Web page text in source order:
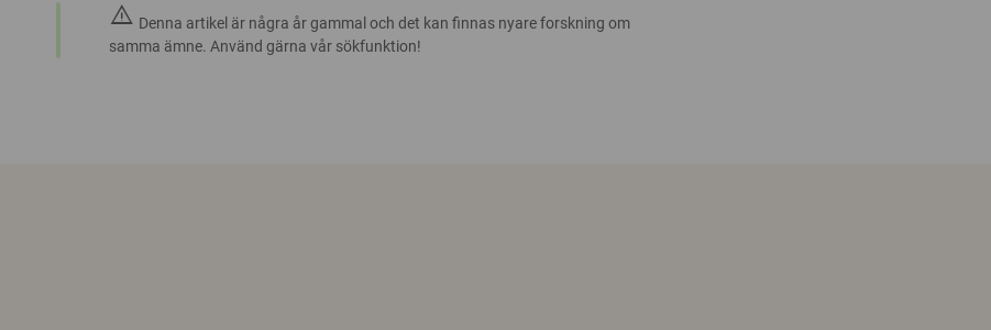
warning Denna artikel är några år gammal och det kan finnas nyare forskning om
samma ämne. Använd gärna vår sökfunktion!